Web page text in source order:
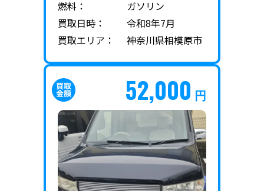
燃料：
ガソリン
買取日時：
令和8年7月
買取エリア：
神奈川県相模原市
52,000 円